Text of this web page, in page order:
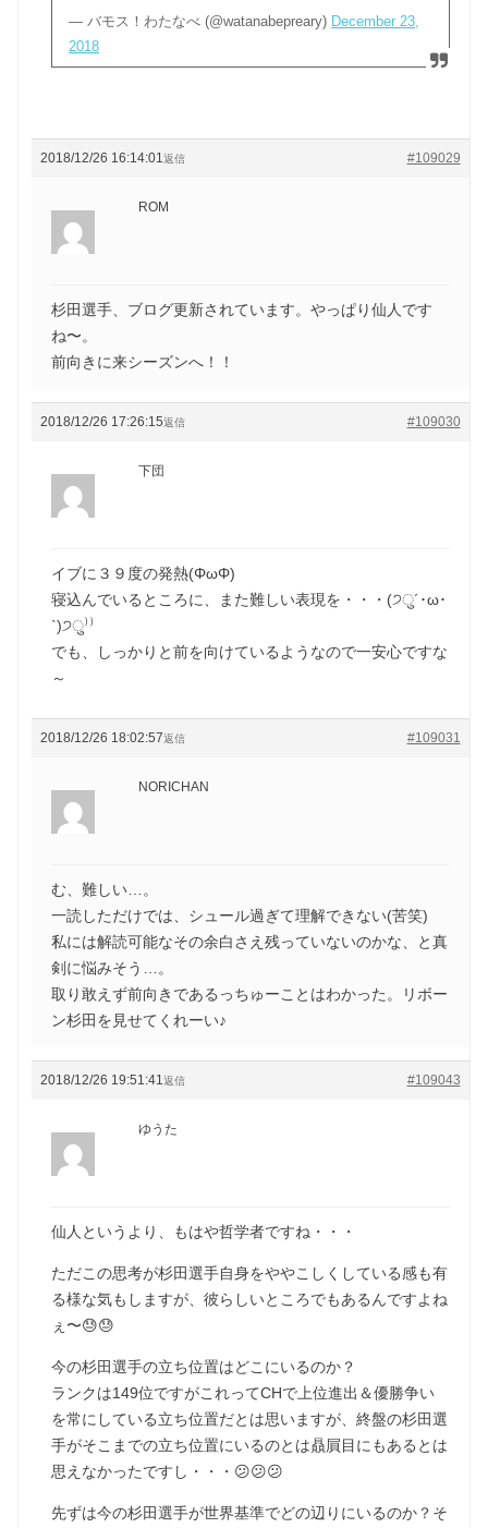
— バモス！わたなべ (@watanabepreary) December 23,
2018
2018/12/26 16:14:01 #109029
返信
ROM
杉田選手、ブログ更新されています。やっぱり仙人です
ね〜。
前向きに来シーズンへ！！
2018/12/26 17:26:15 #109030
返信
下団
イブに３９度の発熱(ΦωΦ)
寝込んでいるところに、また難しい表現を・・・(੭ु´･ω･
`)੭ु⁾⁾
でも、しっかりと前を向けているようなので一安心ですな
～
2018/12/26 18:02:57 #109031
返信
NORICHAN
む、難しい…。
一読しただけでは、シュール過ぎて理解できない(苦笑)
私には解読可能なその余白さえ残っていないのかな、と真
剣に悩みそう…。
取り敢えず前向きであるっちゅーことはわかった。リボー
ン杉田を見せてくれーい♪
2018/12/26 19:51:41 #109043
返信
ゆうた
仙人というより、もはや哲学者ですね・・・
ただこの思考が杉田選手自身をややこしくしている感も有
る様な気もしますが、彼らしいところでもあるんですよね
ぇ〜😓😓
今の杉田選手の立ち位置はどこにいるのか？
ランクは149位ですがこれってCHで上位進出＆優勝争い
を常にしている立ち位置だとは思いますが、終盤の杉田選
手がそこまでの立ち位置にいるのとは贔屓目にもあるとは
思えなかったですし・・・😕😕😕
先ずは今の杉田選手が世界基準でどの辺りにいるのか？そ